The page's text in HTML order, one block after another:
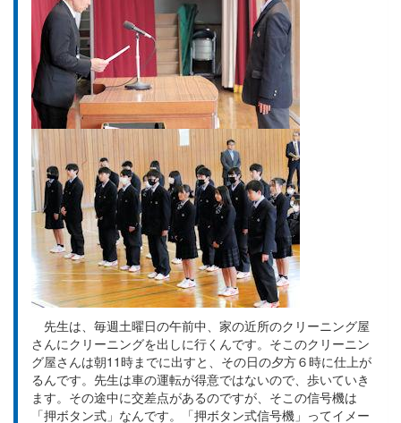
先生は、毎週土曜日の午前中、家の近所のクリーニング屋
さんにクリーニングを出しに行くんです。そこのクリーニン
グ屋さんは朝11時までに出すと、その日の夕方６時に仕上が
るんです。先生は車の運転が得意ではないので、歩いていき
ます。その途中に交差点があるのですが、そこの信号機は
「押ボタン式」なんです。「押ボタン式信号機」ってイメー